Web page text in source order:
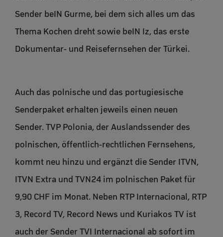
Sender beIN Gurme, bei dem sich alles um das
Thema Kochen dreht sowie beIN Iz, das erste
Dokumentar- und Reisefernsehen der Türkei.
Auch das polnische und das portugiesische
Senderpaket erhalten jeweils einen neuen
Sender. TVP Polonia, der Auslandssender des
polnischen, öffentlich-rechtlichen Fernsehens,
kommt neu hinzu und ergänzt die Sender ITVN,
ITVN Extra und TVN24 im polnischen Paket für
9,90 CHF im Monat. Neben RTP Internacional, RTP
3, Record TV, Record News und Kuriakos TV ist
auch der Sender TVI Internacional ab sofort im